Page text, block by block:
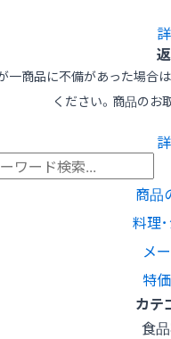
一商品に不備があった場合
ください。商品のお
商品
料理
メ
特
カテ
食品